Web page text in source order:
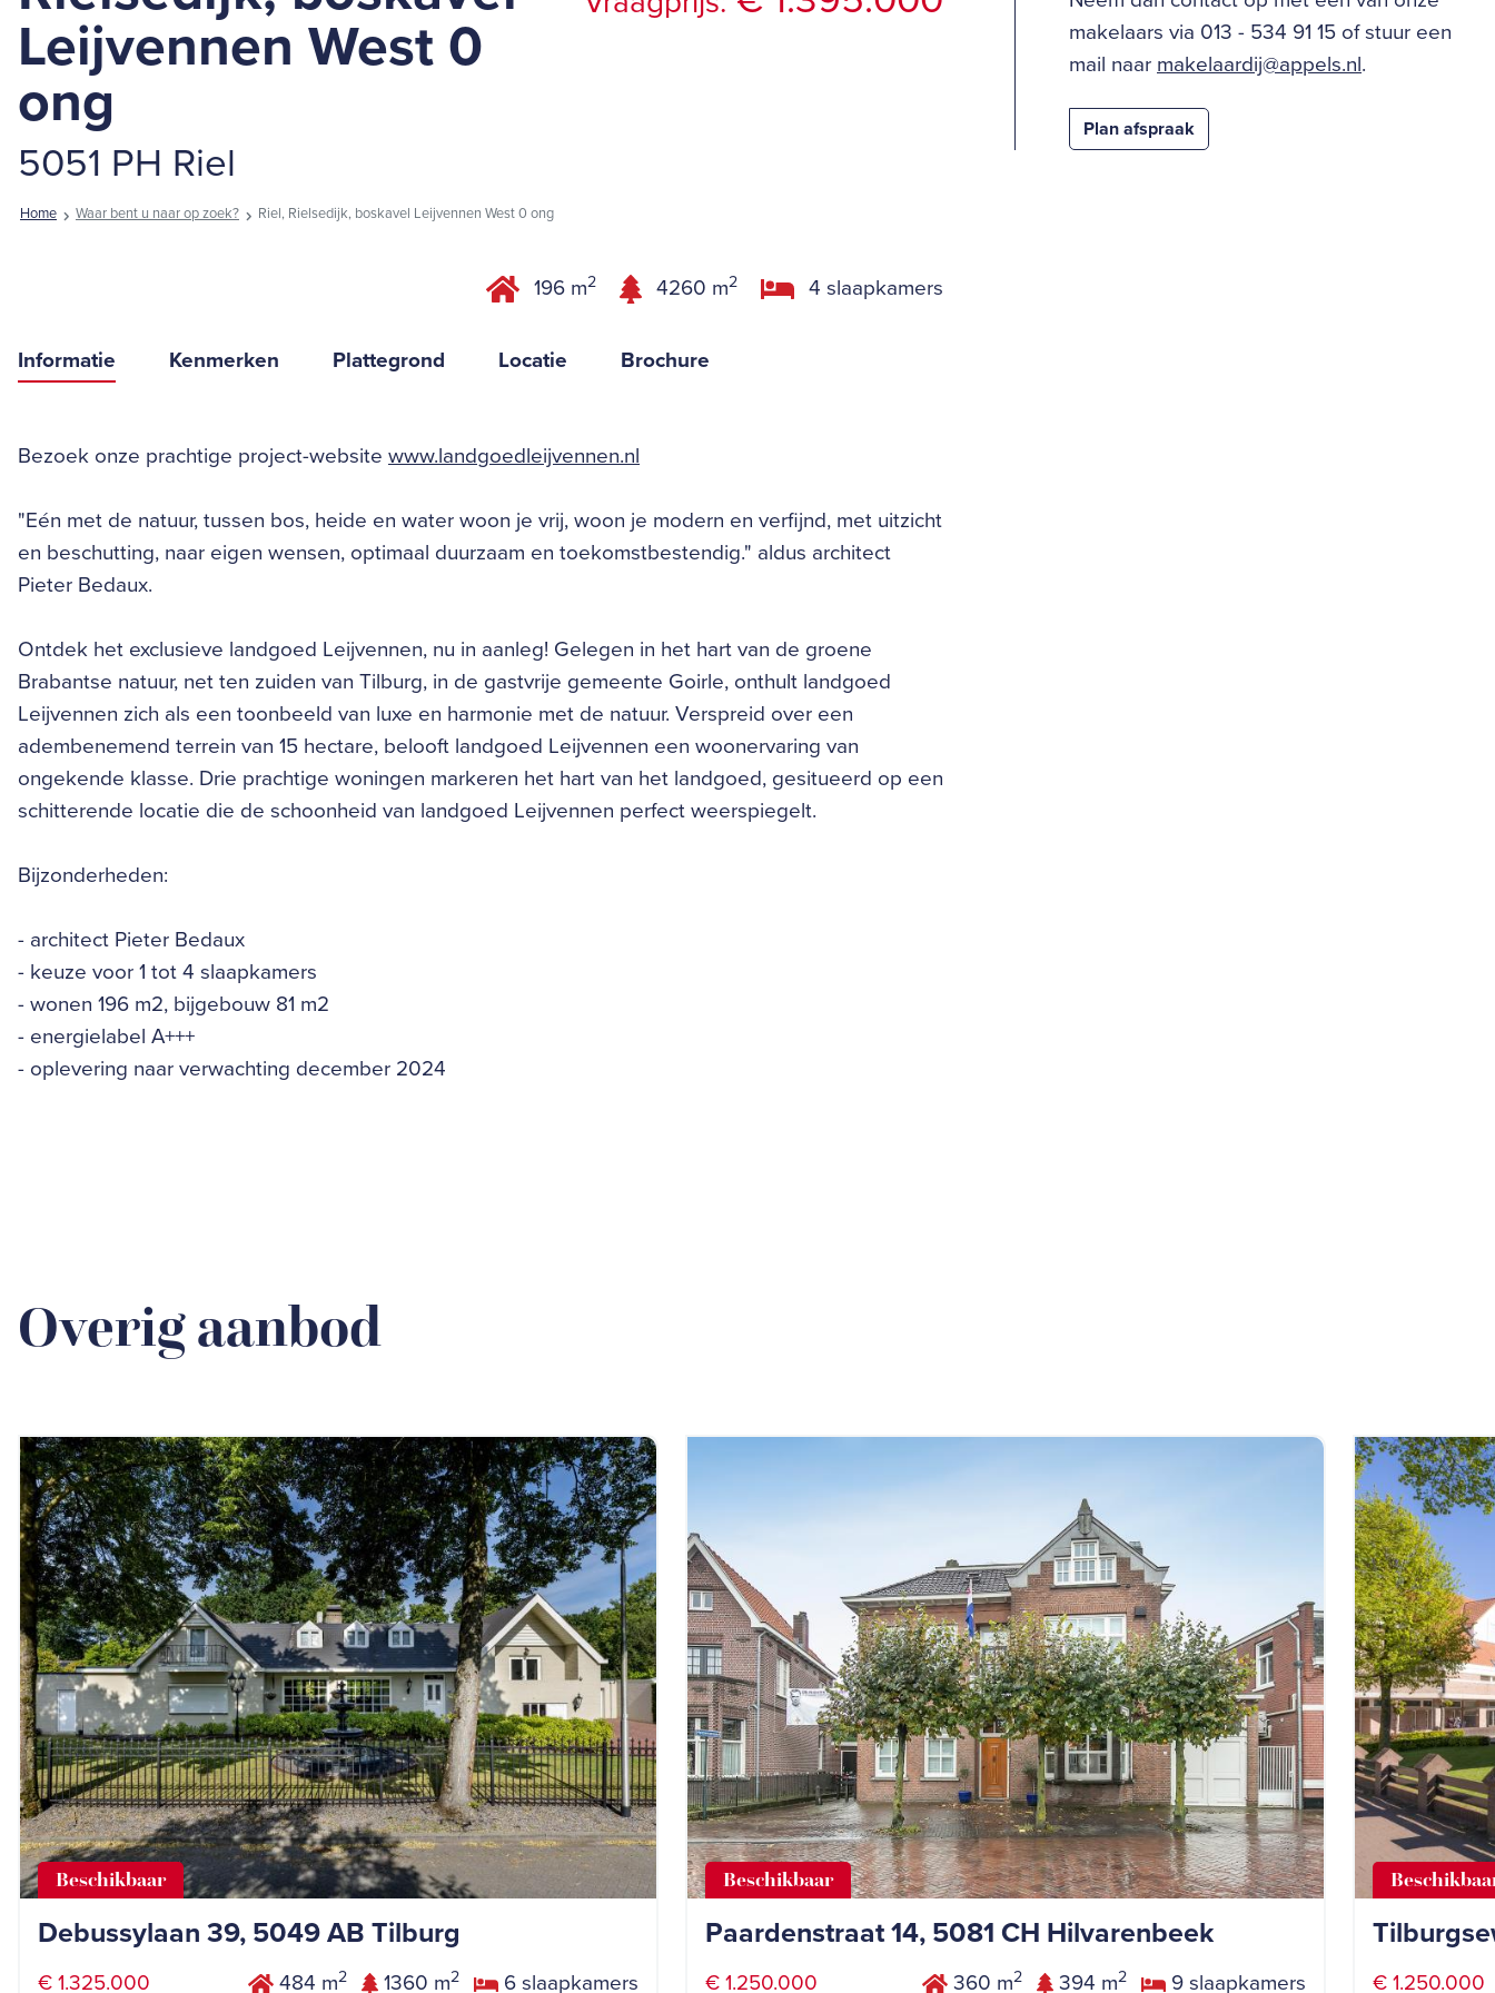
Leijvennen West 0
ong
5051 PH Riel
Home Waar bent u naar op zoek? Riel, Rielsedijk, boskavel Leijvennen West 0 ong
196 m2 4260 m2 4 slaapkamers
Informatie Kenmerken Plattegrond Locatie Brochure
Bezoek onze prachtige project-website www.landgoedleijvennen.nl
"Eén met de natuur, tussen bos, heide en water woon je vrij, woon je modern en verfijnd, met uitzicht
en beschutting, naar eigen wensen, optimaal duurzaam en toekomstbestendig." aldus architect
Pieter Bedaux.
Ontdek het exclusieve landgoed Leijvennen, nu in aanleg! Gelegen in het hart van de groene
Brabantse natuur, net ten zuiden van Tilburg, in de gastvrije gemeente Goirle, onthult landgoed
Leijvennen zich als een toonbeeld van luxe en harmonie met de natuur. Verspreid over een
adembenemend terrein van 15 hectare, belooft landgoed Leijvennen een woonervaring van
ongekende klasse. Drie prachtige woningen markeren het hart van het landgoed, gesitueerd op een
schitterende locatie die de schoonheid van landgoed Leijvennen perfect weerspiegelt.
Bijzonderheden:
- architect Pieter Bedaux
- keuze voor 1 tot 4 slaapkamers
- wonen 196 m2, bijgebouw 81 m2
- energielabel A+++
- oplevering naar verwachting december 2024
makelaars via 013 - 534 91 15 of stuur een
mail naar makelaardij@appels.nl.
Plan afspraak
Overig aanbod
Beschikbaar
Debussylaan 39, 5049 AB Tilburg
€ 1.325.000 484 m2 1360 m2 6 slaapkamers
Beschikbaar
Paardenstraat 14, 5081 CH Hilvarenbeek
€ 1.250.000 360 m2 394 m2 9 slaapkamers € 1.250.000